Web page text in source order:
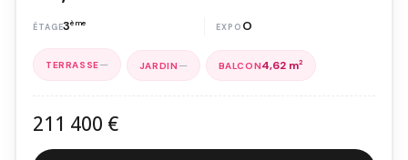
3ème O
— — 4,62 m2
211 400 €